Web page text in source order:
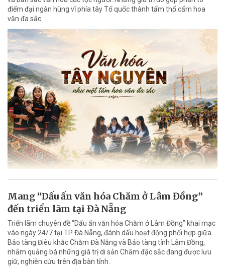
điểm đại ngàn hùng vĩ phía tây Tổ quốc thành tấm thổ cẩm hoa
văn đa sắc.
Mang “Dấu ấn văn hóa Chăm ở Lâm Đồng”
đến triển lãm tại Đà Nẵng
Triển lãm chuyên đề “Dấu ấn văn hóa Chăm ở Lâm Đồng” khai mạc
vào ngày 24/7 tại TP Đà Nẵng, đánh dấu hoạt động phối hợp giữa
Bảo tàng Điêu khắc Chăm Đà Nẵng và Bảo tàng tỉnh Lâm Đồng,
nhằm quảng bá những giá trị di sản Chăm đặc sắc đang được lưu
giữ, nghiên cứu trên địa bàn tỉnh.